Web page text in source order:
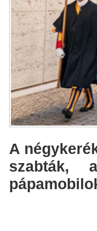
A
szabták,